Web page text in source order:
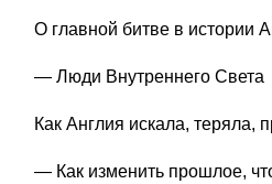
О главной битве в истории
— Люди Внутреннего Света
Как Англия искала, теряла,
— Как изменить прошлое,